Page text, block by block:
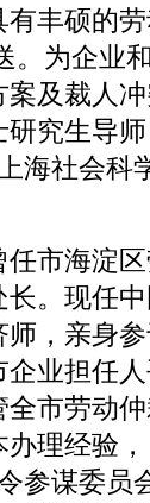
丰硕的
。为企业
及裁人
究生导
海社会科
市海淀区
。现任
，亲身
业担任
市劳动
理经验
参谋委员